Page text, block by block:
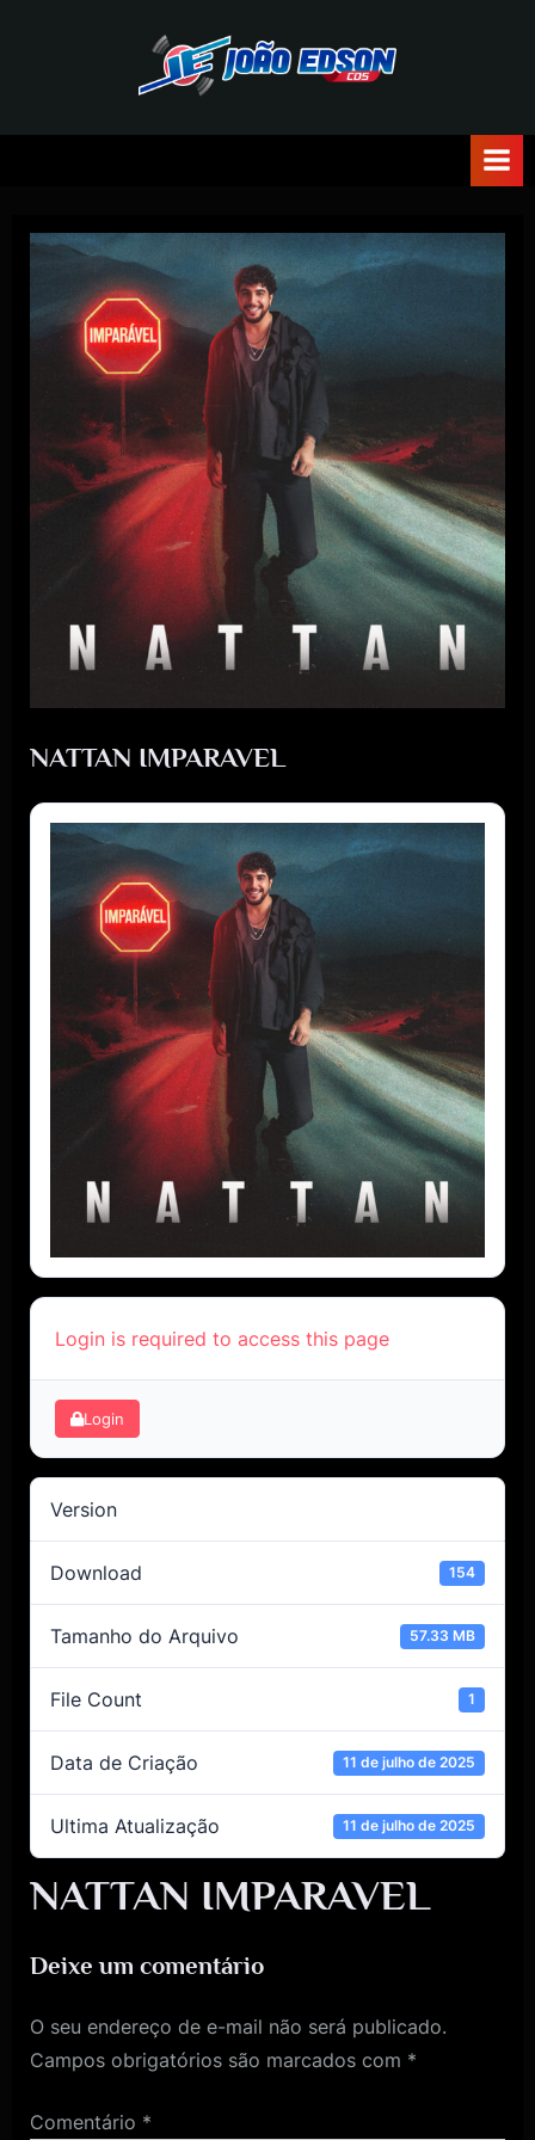
O
E
D
S
O
N
S
NATTAN IMPARAVEL
Login is required to access this page
Login
Version
Download 154
Tamanho do Arquivo 57.33 MB
File Count 1
Data de Criação 11 de julho de 2025
Ultima Atualização 11 de julho de 2025
NATTAN IMPARAVEL
Deixe um comentário
O seu endereço de e-mail não será publicado.
Campos obrigatórios são marcados com *
Comentário *